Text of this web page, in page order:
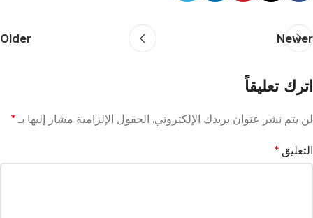
Newer
Older
اترك تعليقاً
لن يتم نشر عنوان بريدك الإلكتروني. الحقول الإلزامية مشار إليها بـ *
التعليق *